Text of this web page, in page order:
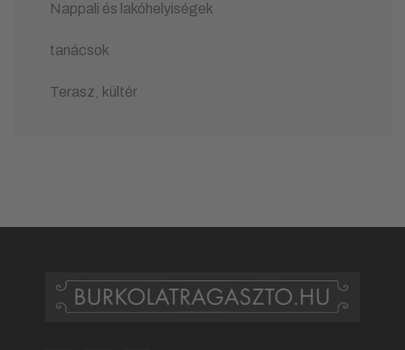
Nappali és lakóhelyiségek
tanácsok
Terasz, kültér